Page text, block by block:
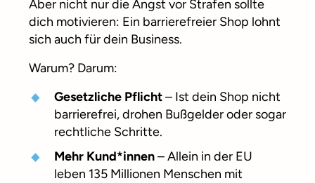
Aber nicht nur die Angst vor Strafen sollte
dich motivieren: Ein barrierefreier Shop lohnt
sich auch für dein Business.
Warum? Darum:
Gesetzliche Pflicht– Ist dein Shop nicht
barrierefrei, drohen Bußgelder oder sogar
rechtliche Schritte.
Mehr Kund*innen– Allein in der EU
leben 135 Millionen Menschen mit